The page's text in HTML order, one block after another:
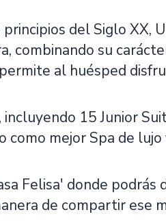
del Siglo XX,
combinando su
al huésped
15 Junior
como mejor Spa de
Felisa' donde
de compartir ese